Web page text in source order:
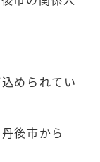
められてい
後市から